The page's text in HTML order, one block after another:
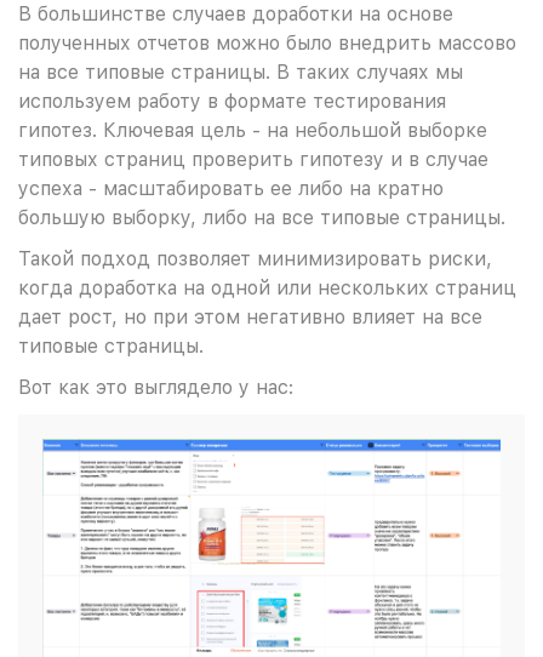
В большинстве случаев доработки на основе
полученных отчетов можно было внедрить массово
на все типовые страницы. В таких случаях мы
используем работу в формате тестирования
гипотез. Ключевая цель - на небольшой выборке
типовых страниц проверить гипотезу и в случае
успеха - масштабировать ее либо на кратно
большую выборку, либо на все типовые страницы.
Такой подход позволяет минимизировать риски,
когда доработка на одной или нескольких страниц
дает рост, но при этом негативно влияет на все
типовые страницы.
Вот как это выглядело у нас: